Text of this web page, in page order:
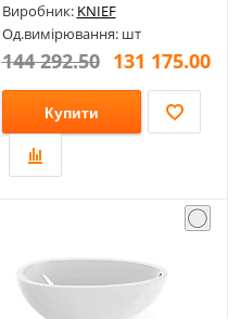
Виробник: KNIEF
Од.вимірювання: шт
144 292.50 131 175.00
Купити